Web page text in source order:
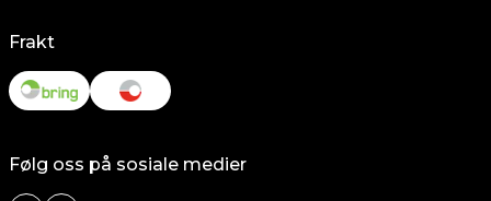
Frakt
Følg oss på sosiale medier